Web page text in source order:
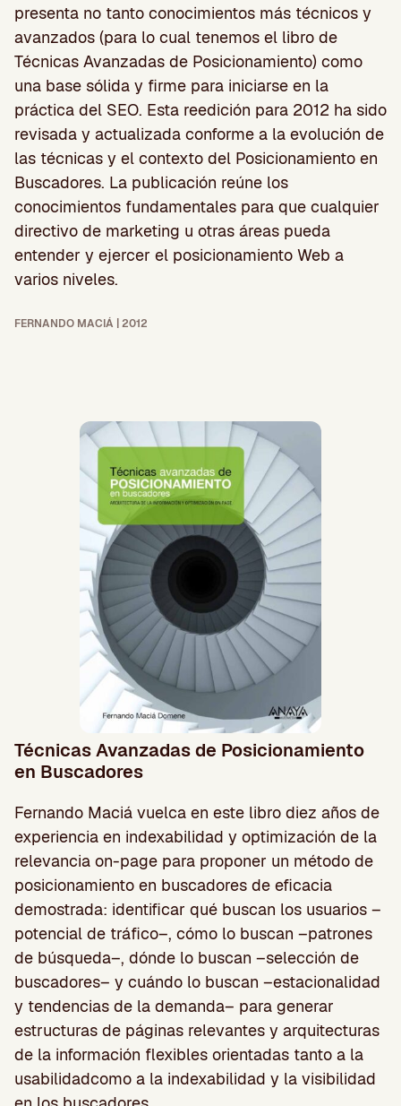
presenta no tanto conocimientos más técnicos y
avanzados (para lo cual tenemos el libro de
Técnicas Avanzadas de Posicionamiento) como
una base sólida y firme para iniciarse en la
práctica del SEO. Esta reedición para 2012 ha sido
revisada y actualizada conforme a la evolución de
las técnicas y el contexto del Posicionamiento en
Buscadores. La publicación reúne los
conocimientos fundamentales para que cualquier
directivo de marketing u otras áreas pueda
entender y ejercer el posicionamiento Web a
varios niveles.
FERNANDO MACIÁ | 2012
Técnicas Avanzadas de Posicionamiento
en Buscadores
Fernando Maciá vuelca en este libro diez años de
experiencia en indexabilidad y optimización de la
relevancia on-page para proponer un método de
posicionamiento en buscadores de eficacia
demostrada: identificar qué buscan los usuarios –
potencial de tráfico–, cómo lo buscan –patrones
de búsqueda–, dónde lo buscan –selección de
buscadores– y cuándo lo buscan –estacionalidad
y tendencias de la demanda– para generar
estructuras de páginas relevantes y arquitecturas
de la información flexibles orientadas tanto a la
usabilidadcomo a la indexabilidad y la visibilidad